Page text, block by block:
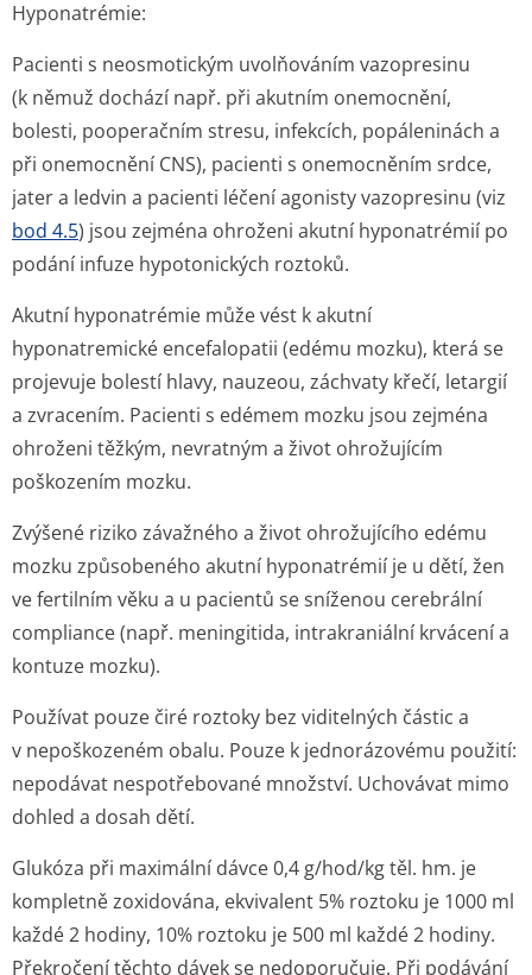
Hyponatrémie:
Pacienti s neosmotickým uvolňováním vazopresinu
(k němuž dochází např. při akutním onemocnění,
bolesti, pooperačním stresu, infekcích, popáleninách a
při onemocnění CNS), pacienti s onemocněním srdce,
jater a ledvin a pacienti léčení agonisty vazopresinu (viz
bod 4.5) jsou zejména ohroženi akutní hyponatrémií po
podání infuze hypotonických roztoků.
Akutní hyponatrémie může vést k akutní
hyponatremické encefalopatii (edému mozku), která se
projevuje bolestí hlavy, nauzeou, záchvaty křečí, letargií
a zvracením. Pacienti s edémem mozku jsou zejména
ohroženi těžkým, nevratným a život ohrožujícím
poškozením mozku.
Zvýšené riziko závažného a život ohrožujícího edému
mozku způsobeného akutní hyponatrémií je u dětí, žen
ve fertilním věku a u pacientů se sníženou cerebrální
compliance (např. meningitida, intrakraniální krvácení a
kontuze mozku).
Používat pouze čiré roztoky bez viditelných částic a
v nepoškozeném obalu. Pouze k jednorázovému použití:
nepodávat nespotřebované množství. Uchovávat mimo
dohled a dosah dětí.
Glukóza při maximální dávce 0,4 g/hod/kg těl. hm. je
kompletně zoxidována, ekvivalent 5% roztoku je 1000 ml
každé 2 hodiny, 10% roztoku je 500 ml každé 2 hodiny.
Překročení těchto dávek se nedoporučuje. Při podávání